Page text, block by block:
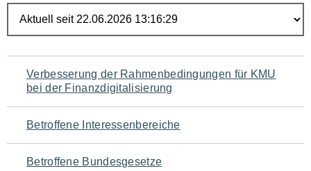
Navigation
für
den
Seiteninhalt
Verbesserung der Rahmenbedingungen für KMU
bei der Finanzdigitalisierung
Betroffene Interessenbereiche
Betroffene Bundesgesetze